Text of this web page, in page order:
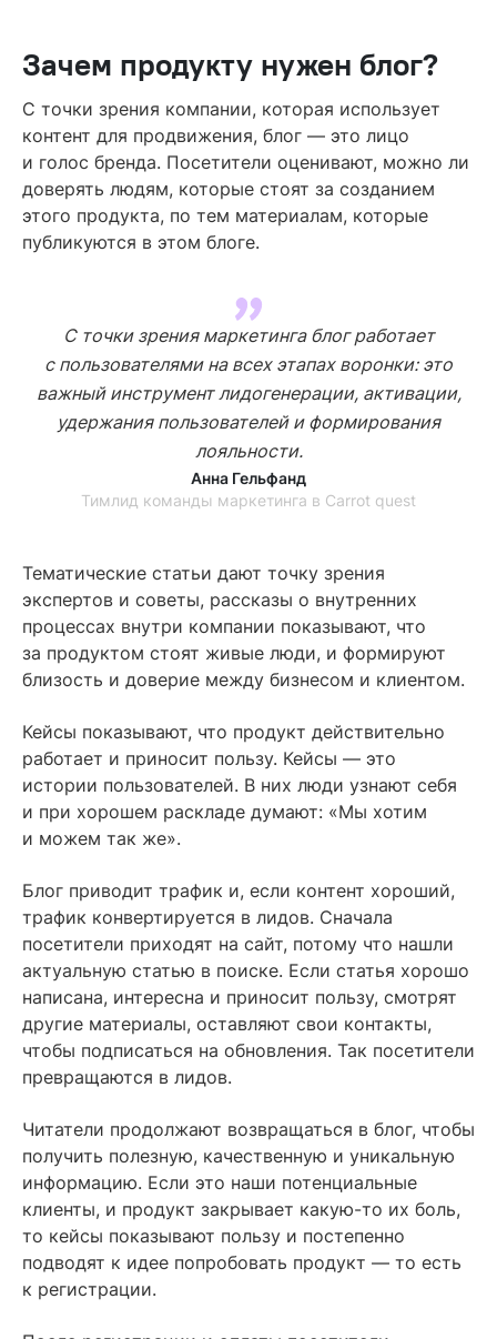
Зачем продукту нужен блог?
С точки зрения компании, которая использует
контент для продвижения, блог — это лицо
и голос бренда. Посетители оценивают, можно ли
доверять людям, которые стоят за созданием
этого продукта, по тем материалам, которые
публикуются в этом блоге.
С точки зрения маркетинга блог работает
с пользователями на всех этапах воронки: это
важный инструмент лидогенерации, активации,
удержания пользователей и формирования
лояльности.
Анна Гельфанд
Тимлид команды маркетинга в Carrot quest
Тематические статьи дают точку зрения
экспертов и советы, рассказы о внутренних
процессах внутри компании показывают, что
за продуктом стоят живые люди, и формируют
близость и доверие между бизнесом и клиентом.
Кейсы показывают, что продукт действительно
работает и приносит пользу. Кейсы — это
истории пользователей. В них люди узнают себя
и при хорошем раскладе думают: «Мы хотим
и можем так же».
Блог приводит трафик и, если контент хороший,
трафик конвертируется в лидов. Сначала
посетители приходят на сайт, потому что нашли
актуальную статью в поиске. Если статья хорошо
написана, интересна и приносит пользу, смотрят
другие материалы, оставляют свои контакты,
чтобы подписаться на обновления. Так посетители
превращаются в лидов.
Читатели продолжают возвращаться в блог, чтобы
получить полезную, качественную и уникальную
информацию. Если это наши потенциальные
клиенты, и продукт закрывает какую-то их боль,
то кейсы показывают пользу и постепенно
подводят к идее попробовать продукт — то есть
к регистрации.